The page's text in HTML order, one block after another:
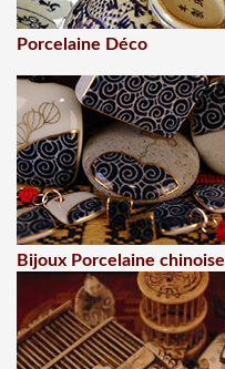
Porcelaine Déco
Bijoux Porcelaine chinoise